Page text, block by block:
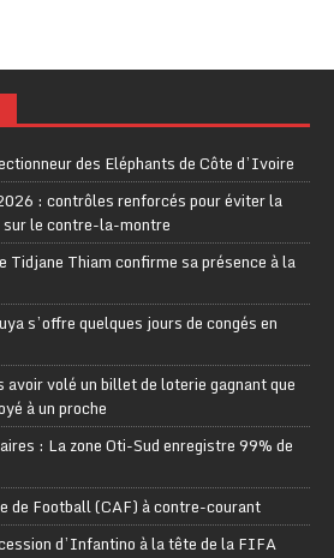
des Eléphants de Côte d’Ivoire
: contrôles renforcés pour éviter la
le contre-la-montre
Thiam confirme sa présence à la
s’offre quelques jours de congés en
volé un billet de loterie gagnant que
à un proche
: La zone Oti-Sud enregistre 99% de
de Football (CAF) à contre-courant
d’Infantino à la tête de la FIFA